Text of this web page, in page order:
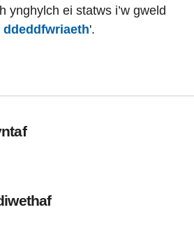
ynghylch ei statws i’w gweld
ddeddfwriaeth'.